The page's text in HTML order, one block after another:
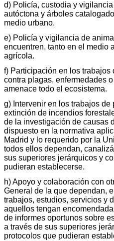
d) Policía, custodia y
autóctona y árboles
medio urbano.
e) Policía y vigilancia de
encuentren, tanto en el medio
agrícola.
f) Participación en los trabajos
contra plagas, enfermedades
amenace todo el ecosistema.
g) Intervenir en los trabajos
extinción de incendios
de la investigación de causas
dispuesto en la normativa
Madrid y lo requerido por la
todos ellos dependan,
sus superiores jerárquicos y
pudieran establecerse.
h) Apoyo y colaboración con
General de la que dependan,
trabajos, estudios, servicios y
aquellos tengan
de informes oportunos sobre
a través de sus superiores
protocolos que pudieran